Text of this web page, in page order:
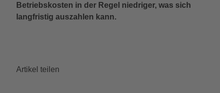
Betriebskosten in der Regel niedriger, was sich
langfristig auszahlen kann.
Artikel teilen